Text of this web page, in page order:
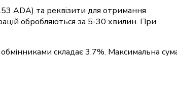
ADA) та реквізити для отримання
обробляються за 5-30 хвилин. При
складає 3.7%. Максимальна